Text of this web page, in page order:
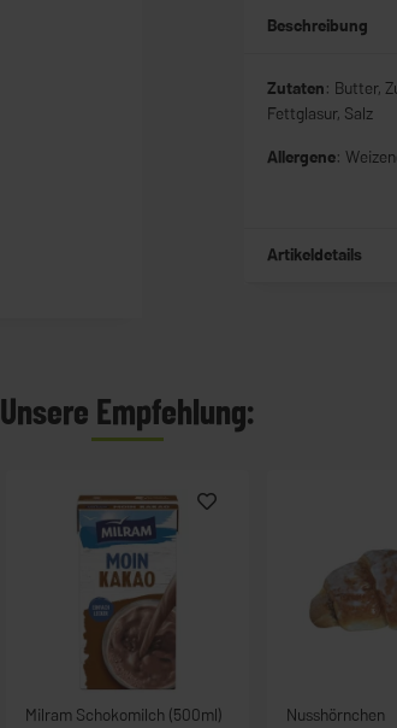
Beschreibung
Zutaten: Butter,
Fettglasur, Salz
Allergene:
Artikeldetails
Unsere Empfehlung:
Milram Schokomilch (500ml) Nusshörnchen